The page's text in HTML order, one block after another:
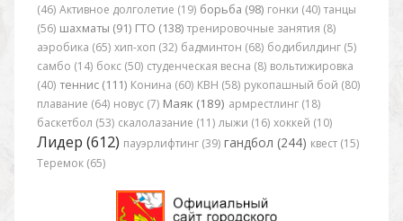
(46) Активное долголетие (19) борьба (98) гонки (40) танцы
(56) шахматы (91) ГТО (138) тренировочные занятия (8)
аэробика (65) хип-хоп (32) бадминтон (68) бодибилдинг (5)
самбо (14) бокс (50) студенческая весна (8) вольтижировка
(40) теннис (111) Конина (60) КВН (58) рукопашный бой (80)
плавание (64) новус (7) Маяк (189) армрестлинг (18)
баскетбол (53) скалолазание (11) лыжи (16) хоккей (10)
Лидер (612) пауэрлифтинг (39) гандбол (244) квест (15)
Теремок (65)